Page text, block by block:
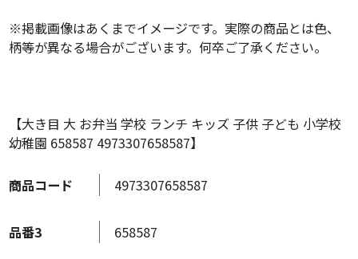
商品コード 4973307658587
品番3 658587
※掲載画像はあくまでイメージです。実際の商品とは色、
柄等が異なる場合がございます。何卒ご了承ください。
【大き目 大 お弁当 学校 ランチ キッズ 子供 子ども 小学校
幼稚園 658587 4973307658587】